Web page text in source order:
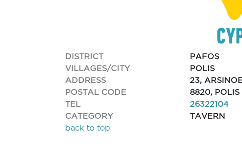
DISTRICT
PAFOS
VILLAGES/CITY
POLIS
ADDRESS
23,
POSTAL CODE
8820, POLIS
TEL
26322104
CATEGORY
TAVERN
back to top